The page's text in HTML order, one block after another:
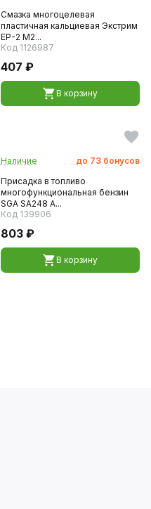
Смазка многоцелевая
пластичная кальциевая Экстрим
ЕР-2 М2...
Код 1126987
407 ₽
В корзину
Наличие до 73 бонусов
Присадка в топливо
многофункциональная бензин
SGA SA248 A...
Код 139906
803 ₽
В корзину